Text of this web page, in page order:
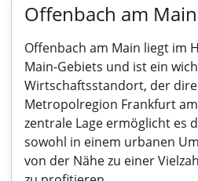
Offenbach am Main
Offenbach am Main liegt im
Main-Gebiets und ist ein
Wirtschaftsstandort, der
Metropolregion Frankfurt
zentrale Lage ermöglicht es
sowohl in einem urbanen
von der Nähe zu einer